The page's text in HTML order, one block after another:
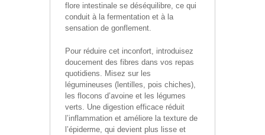
flore intestinale se déséquilibre, ce qui
conduit à la fermentation et à la
sensation de gonflement.
Pour réduire cet inconfort, introduisez
doucement des fibres dans vos repas
quotidiens. Misez sur les
légumineuses (lentilles, pois chiches),
les flocons d’avoine et les légumes
verts. Une digestion efficace réduit
l’inflammation et améliore la texture de
l’épiderme, qui devient plus lisse et